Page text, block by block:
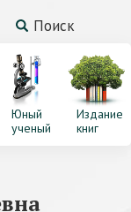
Поиск
Юный
ученый
Издание
книг